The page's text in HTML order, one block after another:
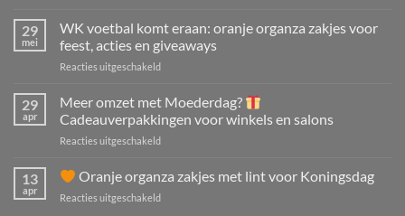
29
juni!
29
mei
WK voetbal komt eraan: oranje organza zakjes voor
feest, acties en giveaways
Reacties uitgeschakeldvoor
voetbal
eraan:
oranje
zakjes
feest,
29
apr
Meer omzet met Moederdag?
Cadeauverpakkingen voor winkels en salons
Reacties uitgeschakeldvoor
Moederdag?
13
apr
Oranje organza zakjes met lint voor Koningsdag
Reacties uitgeschakeldvoor